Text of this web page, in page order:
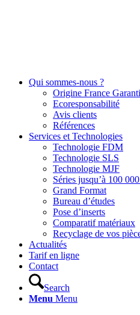
Qui sommes-nous ?
Origine France
Ecoresponsabilité
Avis clients
Références
Services et Technologies
Technologie FDM
Technologie SLS
Technologie MJF
Séries jusqu’à 100
Grand Format
Bureau d’études
Pose d’inserts
Comparatif matériaux
Recyclage de vos
Actualités
Tarif en ligne
Contact
Search
Menu Menu